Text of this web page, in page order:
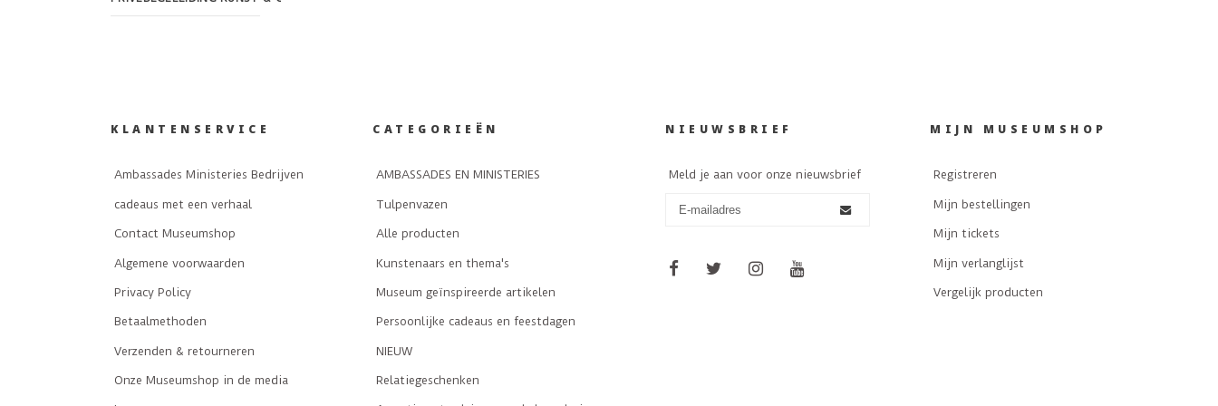
KLANTENSERVICE
Ambassades Ministeries Bedrijven
cadeaus met een verhaal
Contact Museumshop
Algemene voorwaarden
Privacy Policy
Betaalmethoden
Verzenden & retourneren
Onze Museumshop in de media
CATEGORIEËN
AMBASSADES EN MINISTERIES
Tulpenvazen
Alle producten
Kunstenaars en thema's
Museum geïnspireerde artikelen
Persoonlijke cadeaus en feestdagen
NIEUW
Relatiegeschenken
NIEUWSBRIEF
Meld je aan voor onze nieuwsbrief
MIJN MUSEUMSHOP
Registreren
Mijn bestellingen
Mijn tickets
Mijn verlanglijst
Vergelijk producten